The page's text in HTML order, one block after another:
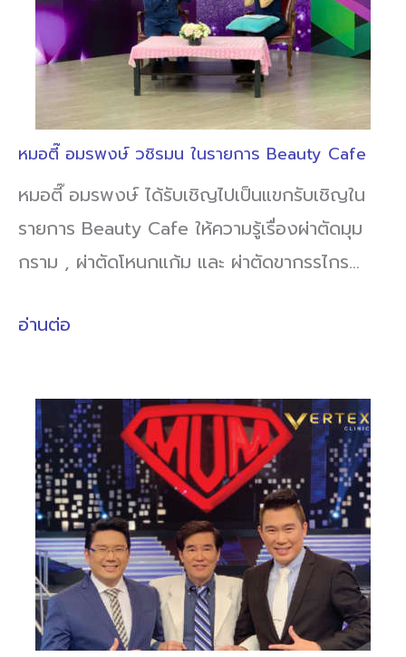
หมอตี๊ อมรพงษ์ วชิรมน ในรายการ Beauty Cafe
หมอตี๊ อมรพงษ์ ได้รับเชิญไปเป็นแขกรับเชิญใน
รายการ Beauty Cafe ให้ความรู้เรื่องผ่าตัดมุม
กราม , ผ่าตัดโหนกแก้ม และ ผ่าตัดขากรรไกร…
อ่านต่อ